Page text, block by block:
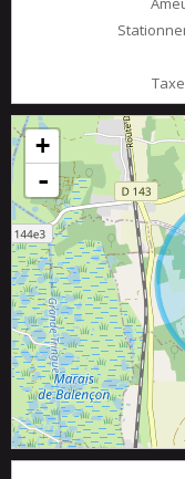
+
-